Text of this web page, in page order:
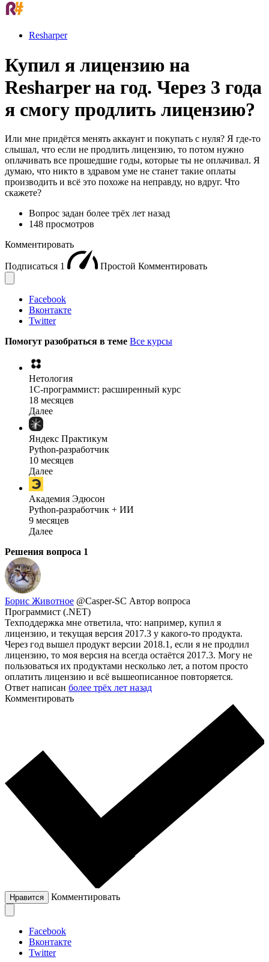
Resharper
Купил я лицензию на
Resharper на год. Через 3 года
я смогу продлить лицензию?
Или мне придётся менять аккаунт и покупать с нуля? Я где-то
слышал, что если не продлить лицензию, то потом нужно
оплачивать все прошедшие годы, которые ты не оплачивал. Я
думаю, что никто в здравом уме не станет такие оплаты
производить и всё это похоже на неправду, но вдруг. Что
скажете?
Вопрос задан более трёх лет назад
148 просмотров
Комментировать
Подписаться 1 Простой Комментировать
Facebook
Вконтакте
Twitter
Помогут разобраться в теме Все курсы
Нетология
1C-программист: расширенный курс
18 месяцев
Далее
Яндекс Практикум
Python-разработчик
10 месяцев
Далее
Академия Эдюсон
Python-разработчик + ИИ
9 месяцев
Далее
Решения вопроса 1
Борис Животное @Casper-SC Автор вопроса
Программист (.NET)
Техподдержка мне ответила, что: например, купил я
лицензию, и текущая версия 2017.3 у какого-то продукта.
Через год вышел продукт версии 2018.1, если я не продлил
лицензию, то моя версия на всегда остаётся 2017.3. Могу не
пользоваться их продуктами несколько лет, а потом просто
оплатить лицензию и всё вышеописанное повторяется.
Ответ написан более трёх лет назад
Комментировать
Нравится Комментировать
Facebook
Вконтакте
Twitter